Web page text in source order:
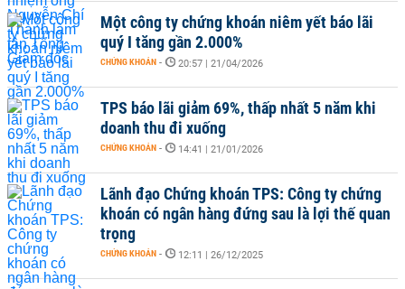
Một công ty chứng khoán niêm yết báo lãi
quý I tăng gần 2.000%
CHỨNG KHOÁN - 20:57 | 21/04/2026
TPS báo lãi giảm 69%, thấp nhất 5 năm khi
doanh thu đi xuống
CHỨNG KHOÁN - 14:41 | 21/01/2026
Lãnh đạo Chứng khoán TPS: Công ty chứng
khoán có ngân hàng đứng sau là lợi thế quan
trọng
CHỨNG KHOÁN - 12:11 | 26/12/2025